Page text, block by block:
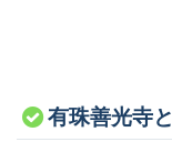
有珠善光寺